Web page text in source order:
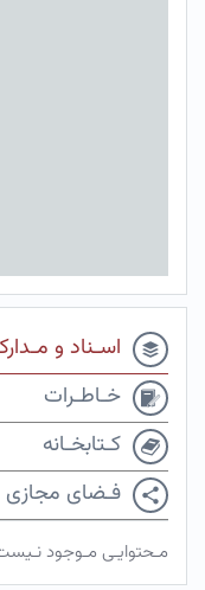
اسـناد و
خـاطـرات
کـتابخـانه
فـضای مجازی
مـحتوایـی مـوجود